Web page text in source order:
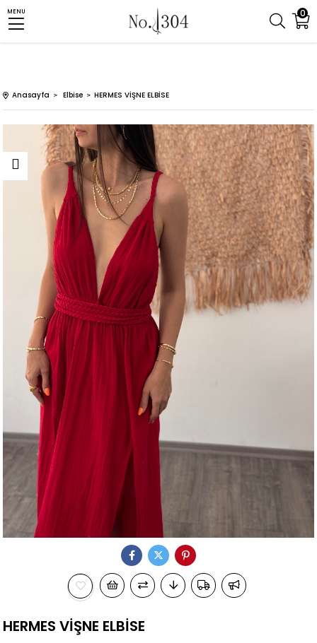
0
MENU
Anasayfa Elbise HERMES VİŞNE ELBİSE
HERMES VİŞNE ELBİSE